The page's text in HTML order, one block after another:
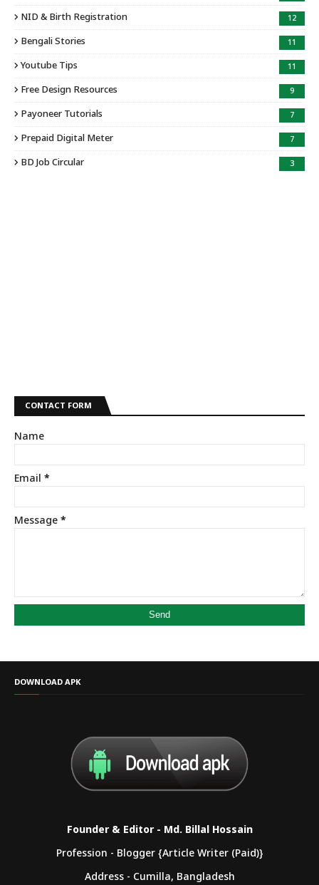
NID & Birth Registration 12
Bengali Stories 11
Youtube Tips 11
Free Design Resources 9
Payoneer Tutorials 7
Prepaid Digital Meter 7
BD Job Circular 3
CONTACT FORM
Name
Email *
Message *
DOWNLOAD APK
Founder & Editor - Md. Billal Hossain
Profession - Blogger {Article Writer (Paid)}
Address - Cumilla, Bangladesh